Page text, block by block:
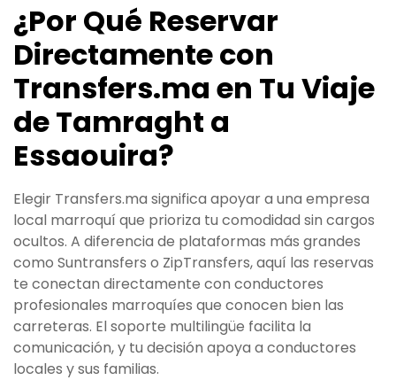
¿Por Qué Reservar
Directamente con
Transfers.ma en Tu Viaje
de Tamraght a
Essaouira?
Elegir Transfers.ma significa apoyar a una empresa
local marroquí que prioriza tu comodidad sin cargos
ocultos. A diferencia de plataformas más grandes
como Suntransfers o ZipTransfers, aquí las reservas
te conectan directamente con conductores
profesionales marroquíes que conocen bien las
carreteras. El soporte multilingüe facilita la
comunicación, y tu decisión apoya a conductores
locales y sus familias.